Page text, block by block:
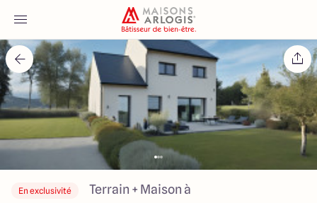
Accueil
Nos maisons
Nos annonces
Votre projet
En exclusivité Terrain + Maison à